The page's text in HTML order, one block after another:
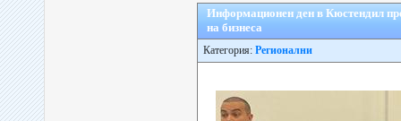
Информационен ден в Кюстендил
на бизнеса
Категория: Регионални